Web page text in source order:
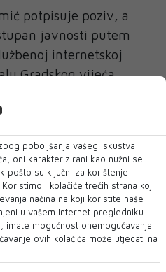
potpisuje poziv, a
javnosti putem
internetskoj
Gradskog vijeća.
osigurana je tiskovna
prema tradiciji
na pitanja novinara će
Mario Kordić i
Rahimić.
poboljšanja vašeg iskustva
oni karakterizirani kao nužni se
pošto su ključni za korištenje
i kolačiće trećih strana koji
načina na koji koristite naše
u vašem Internet pregledniku
imate mogućnost onemogućavanja
ovih kolačića može utjecati na